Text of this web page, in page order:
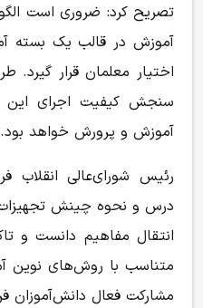
تصریح کرد: ضروری است
آموزش در قالب یک بسته
اختیار معلمان قرار گیرد.
سنجش کیفیت اجرای این
آموزش و پرورش خواهد بود.
رئیس شورای‌عالی انقلاب
درس و نحوه چینش تجهیزات
انتقال مفاهیم دانست و
متناسب با روش‌های نوین
مشارکت فعال دانش‌آموزان